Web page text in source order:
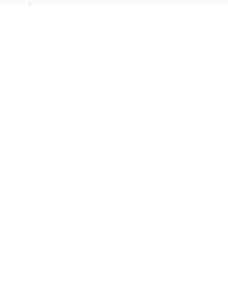
Saiba Mais >